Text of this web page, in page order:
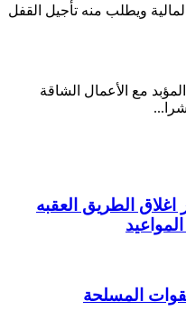
ويطلب منه تأجيل القفل
مع الأعمال الشاقة
اغلاق الطريق العقبه
المسلحة